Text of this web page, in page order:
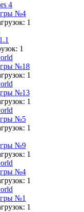
4
№4
1
1
№18
1
№13
1
№5
1
№9
1
№4
1
№1
1